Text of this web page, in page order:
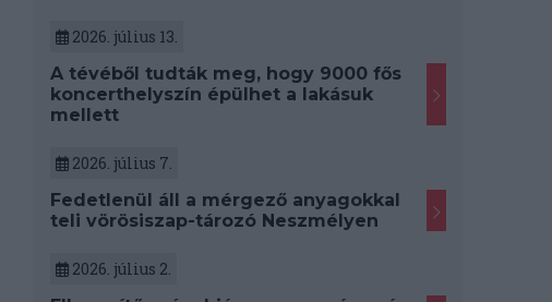
2026. július 13.
A tévéből tudták meg, hogy 9000 fős
koncerthelyszín épülhet a lakásuk
mellett
2026. július 7.
Fedetlenül áll a mérgező anyagokkal
teli vörösiszap-tározó Neszmélyen
2026. július 2.